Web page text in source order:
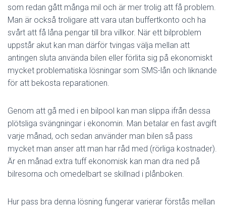
som redan gått många mil och är mer trolig att få problem.
Man är också troligare att vara utan buffertkonto och ha
svårt att få låna pengar till bra villkor. När ett bilproblem
uppstår akut kan man därför tvingas välja mellan att
antingen sluta använda bilen eller förlita sig på ekonomiskt
mycket problematiska lösningar som SMS-lån och liknande
för att bekosta reparationen.
Genom att gå med i en bilpool kan man slippa ifrån dessa
plötsliga svängningar i ekonomin. Man betalar en fast avgift
varje månad, och sedan använder man bilen så pass
mycket man anser att man har råd med (rörliga kostnader).
Är en månad extra tuff ekonomisk kan man dra ned på
bilresorna och omedelbart se skillnad i plånboken.
Hur pass bra denna lösning fungerar varierar förstås mellan